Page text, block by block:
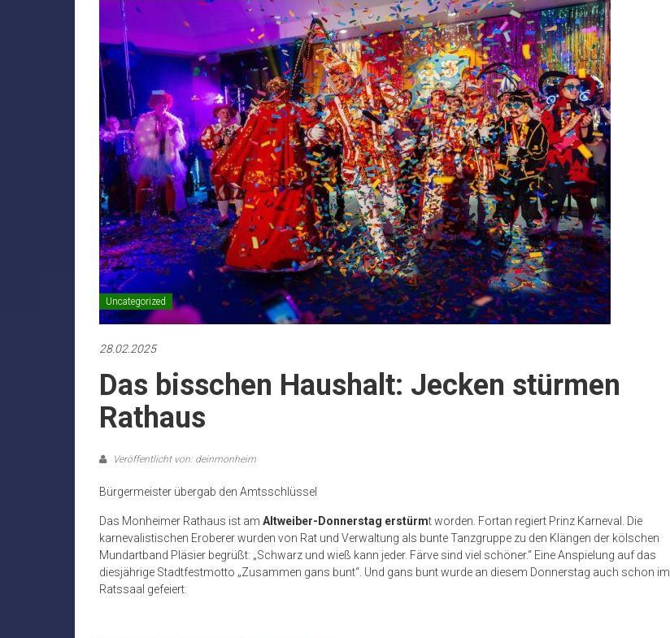
Uncategorized
28.02.2025
Das bisschen Haushalt: Jecken stürmen
Rathaus
Veröffentlicht von: deinmonheim
Bürgermeister übergab den Amtsschlüssel
Das Monheimer Rathaus ist am Altweiber-Donnerstag erstürmt worden. Fortan regiert Prinz Karneval. Die
karnevalistischen Eroberer wurden von Rat und Verwaltung als bunte Tanzgruppe zu den Klängen der kölschen
Mundartband Pläsier begrüßt: „Schwarz und wieß kann jeder. Färve sind viel schöner.“ Eine Anspielung auf das
diesjährige Stadtfestmotto „Zusammen gans bunt“. Und gans bunt wurde an diesem Donnerstag auch schon im
Ratssaal gefeiert.